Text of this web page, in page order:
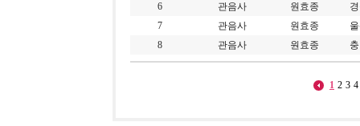
6
관음사 원효종
7
관음사 원효종
8
관음사 원효종
1 2 3 4